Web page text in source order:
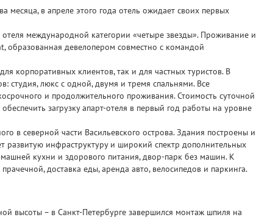
месяца, в апреле этого года отель ожидает своих первых
международной категории «четыре звезды». Проживание и
образованная девелопером совместно с командой
корпоративных клиентов, так и для частных туристов. В
студия, люкс с одной, двумя и тремя спальнями. Все
и продолжительного проживания. Стоимость суточной
загрузку апарт-отеля в первый год работы на уровне
в северной части Васильевского острова. Здания построены и
развитую инфраструктуру и широкий спектр дополнительных
кухни и здорового питания, двор-парк без машин. К
доставка еды, аренда авто, велосипедов и паркинга.
высоты – в Санкт-Петербурге завершился монтаж шпиля на